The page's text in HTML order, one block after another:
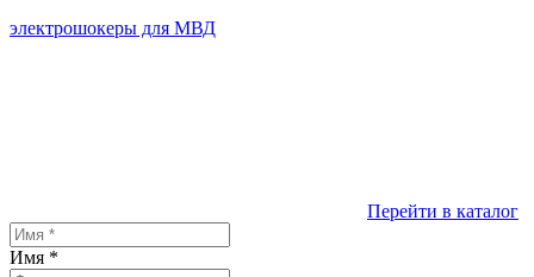
электрошокеры для МВД
Перейти в каталог
Имя *